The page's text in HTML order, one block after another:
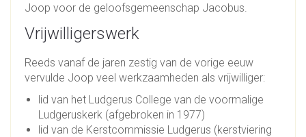
Joop voor de geloofsgemeenschap Jacobus.
Vrijwilligerswerk
Reeds vanaf de jaren zestig van de vorige eeuw
vervulde Joop veel werkzaamheden als vrijwilliger:
lid van het Ludgerus College van de voormalige
Ludgeruskerk (afgebroken in 1977)
lid van de Kerstcommissie Ludgerus (kerstviering